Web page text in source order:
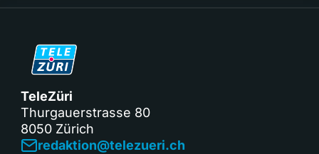
TeleZüri
Thurgauerstrasse 80
8050 Zürich
redaktion@telezueri.ch